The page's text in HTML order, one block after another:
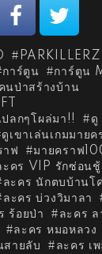
PARKILLERZ
การ์ตูน
การ์ตูน
คนป่าสร้างบ้าน
ปลกๆโผล่มา!!
ดู
ดูเขาเล่นเกมมายค
าฟ
มายคราฟ
ะคร VIP รักซ่อนชู้
ละคร นักตบบ้านโ
ละคร บ่วงวิมาลา
ร้อยป่า
ละคร ล
ละคร หมอหลวง
สายลับ
ละคร เ